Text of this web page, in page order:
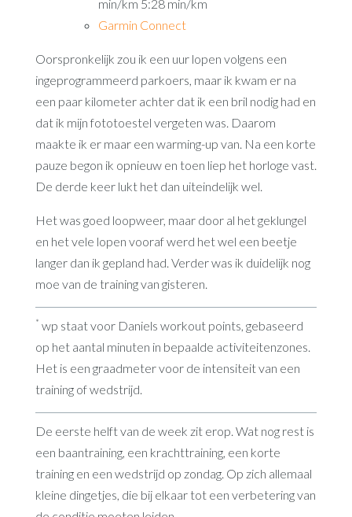
min/km 5:28 min/km
Garmin Connect
Oorspronkelijk zou ik een uur lopen volgens een
ingeprogrammeerd parkoers, maar ik kwam er na
een paar kilometer achter dat ik een bril nodig had en
dat ik mijn fototoestel vergeten was. Daarom
maakte ik er maar een warming-up van. Na een korte
pauze begon ik opnieuw en toen liep het horloge vast.
De derde keer lukt het dan uiteindelijk wel.
Het was goed loopweer, maar door al het geklungel
en het vele lopen vooraf werd het wel een beetje
langer dan ik gepland had. Verder was ik duidelijk nog
moe van de training van gisteren.
* wp staat voor Daniels workout points, gebaseerd
op het aantal minuten in bepaalde activiteitenzones.
Het is een graadmeter voor de intensiteit van een
training of wedstrijd.
De eerste helft van de week zit erop. Wat nog rest is
een baantraining, een krachttraining, een korte
training en een wedstrijd op zondag. Op zich allemaal
kleine dingetjes, die bij elkaar tot een verbetering van